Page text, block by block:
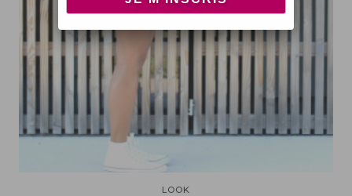
LOOK